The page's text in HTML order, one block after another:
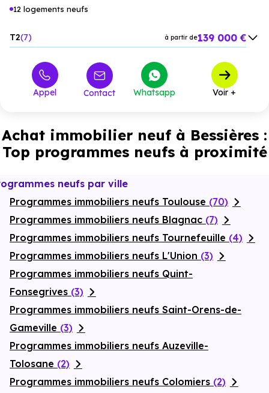
12 logements neufs
T2 7 à partir de139 000 €
à partir de 259 000 €
Appel Contact Whatsapp Voir +
Achat immobilier neuf à Bessières :
Top programmes neufs à proximité
neufs par ville
Programmes immobiliers neufs Toulouse (70)
Programmes immobiliers neufs Blagnac (7)
Programmes immobiliers neufs Tournefeuille (4)
Programmes immobiliers neufs L'Union (3)
Programmes immobiliers neufs Quint-
Fonsegrives (3)
Programmes immobiliers neufs Saint-Orens-de-
Gameville (3)
Programmes immobiliers neufs Auzeville-
Tolosane (2)
Programmes immobiliers neufs Colomiers (2)